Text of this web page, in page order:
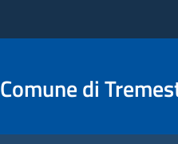
Comune di